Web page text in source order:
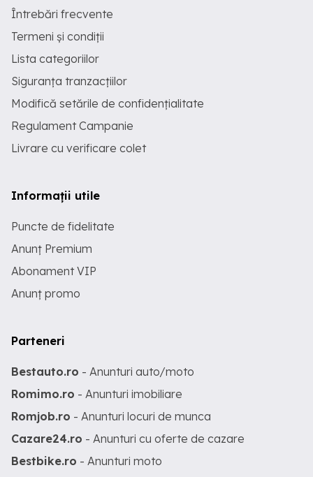
Întrebări frecvente
Termeni și condiții
Lista categoriilor
Siguranța tranzacțiilor
Modifică setările de confidențialitate
Regulament Campanie
Livrare cu verificare colet
Informații utile
Puncte de fidelitate
Anunț Premium
Abonament VIP
Anunț promo
Parteneri
Bestauto.ro - Anunturi auto/moto
Romimo.ro - Anunturi imobiliare
Romjob.ro - Anunturi locuri de munca
Cazare24.ro - Anunturi cu oferte de cazare
Bestbike.ro - Anunturi moto